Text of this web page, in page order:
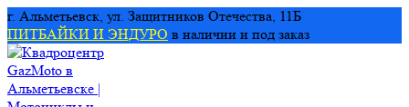
Перейти
к
содержанию
г. Альметьевск, ул. Защитников Отечества, 11Б
ПИТБАЙКИ И ЭНДУРО в наличии и под заказ